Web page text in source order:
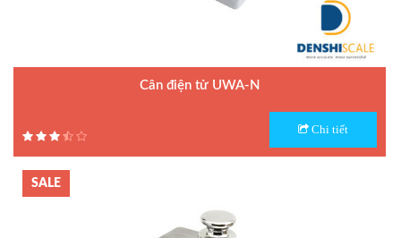
Cân điện tử UWA-N
Hãng sản xuất : UTE
Chi tiết
SALE